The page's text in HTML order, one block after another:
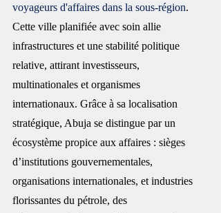
voyageurs d'affaires dans la sous-région.
Cette ville planifiée avec soin allie
infrastructures et une stabilité politique
relative, attirant investisseurs,
multinationales et organismes
internationaux. Grâce à sa localisation
stratégique, Abuja se distingue par un
écosystème propice aux affaires : sièges
d’institutions gouvernementales,
organisations internationales, et industries
florissantes du pétrole, des